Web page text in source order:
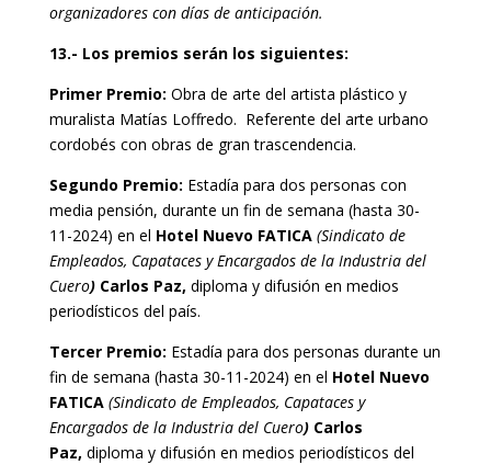
organizadores con días de anticipación.
13.- Los premios serán los siguientes:
Primer Premio: Obra de arte del artista plástico y
muralista Matías Loffredo. Referente del arte urbano
cordobés con obras de gran trascendencia.
Segundo Premio: Estadía para dos personas con
media pensión, durante un fin de semana (hasta 30-
11-2024) en el Hotel Nuevo FATICA (Sindicato de
Empleados, Capataces y Encargados de la Industria del
Cuero)Carlos Paz, diploma y difusión en medios
periodísticos del país.
Tercer Premio: Estadía para dos personas durante un
fin de semana (hasta 30-11-2024) en el Hotel Nuevo
FATICA (Sindicato de Empleados, Capataces y
Encargados de la Industria del Cuero)Carlos
Paz, diploma y difusión en medios periodísticos del